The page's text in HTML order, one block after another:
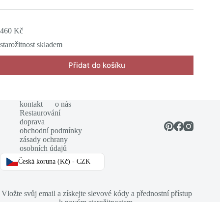
460 Kč
starožitnost skladem
Přidat do košíku
kontakt
o nás
Restaurování
doprava
obchodní podmínky
zásady ochrany
osobních údajů
Česká koruna (Kč) - CZK
Vložte svůj email a získejte slevové kódy a přednostní přístup